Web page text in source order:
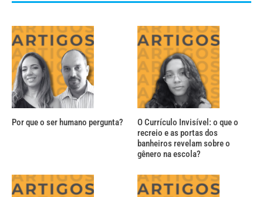
Por que o ser humano pergunta?
O Currículo Invisível: o que o
recreio e as portas dos
banheiros revelam sobre o
gênero na escola?